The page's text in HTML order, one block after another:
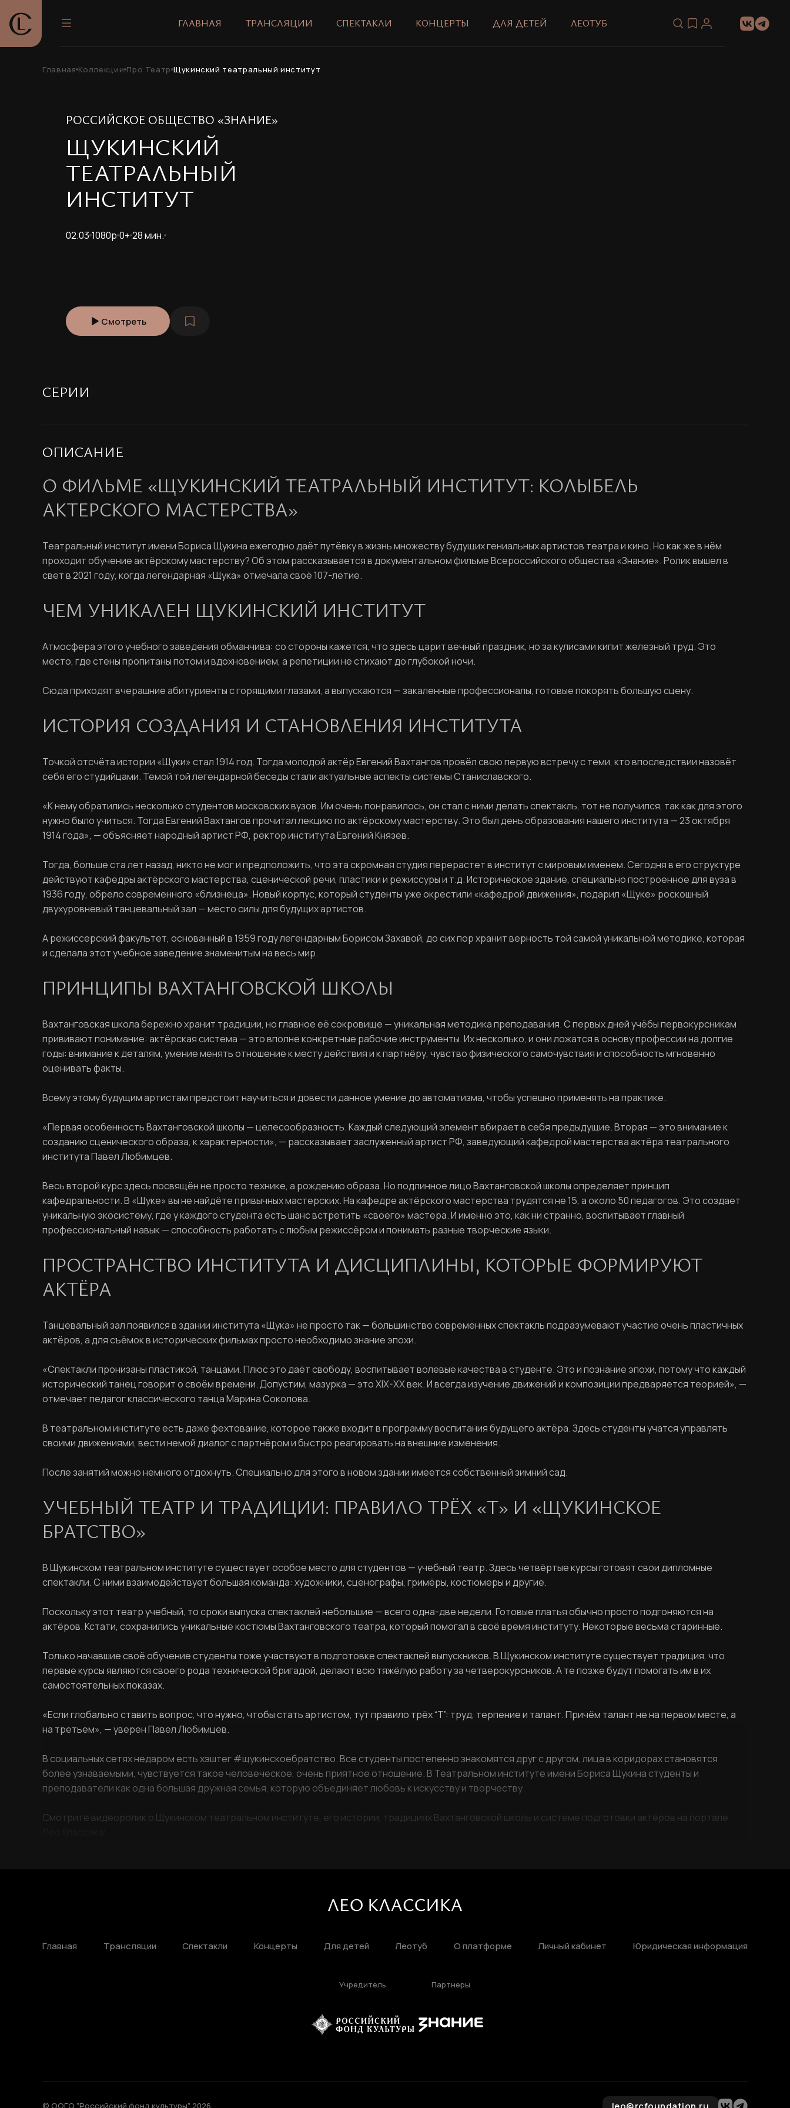
ГЛАВНАЯ ТРАНСЛЯЦИИ СПЕКТАКЛИ КОНЦЕРТЫ ДЛЯ ДЕТЕЙ ЛЕОТУБ
Главная Коллекции Про Театр Щукинский театральный институт
РОССИЙСКОЕ ОБЩЕСТВО «ЗНАНИЕ»
ЩУКИНСКИЙ
ТЕАТРАЛЬНЫЙ
ИНСТИТУТ
02.03 1080p 0+ 28 мин.
Смотреть
СЕРИИ
ОПИСАНИЕ
О ФИЛЬМЕ «ЩУКИНСКИЙ ТЕАТРАЛЬНЫЙ ИНСТИТУТ: КОЛЫБЕЛЬ
АКТЕРСКОГО МАСТЕРСТВА»
Театральный институт имени Бориса Щукина ежегодно даёт путёвку в жизнь множеству будущих гениальных артистов театра и кино. Но как же в нём
проходит обучение актёрскому мастерству? Об этом рассказывается в документальном фильме Всероссийского общества «Знание». Ролик вышел в
свет в 2021 году, когда легендарная «Щука» отмечала своё 107-летие.
ЧЕМ УНИКАЛЕН ЩУКИНСКИЙ ИНСТИТУТ
Атмосфера этого учебного заведения обманчива: со стороны кажется, что здесь царит вечный праздник, но за кулисами кипит железный труд. Это
место, где стены пропитаны потом и вдохновением, а репетиции не стихают до глубокой ночи.
Сюда приходят вчерашние абитуриенты с горящими глазами, а выпускаются — закаленные профессионалы, готовые покорять большую сцену.
ИСТОРИЯ СОЗДАНИЯ И СТАНОВЛЕНИЯ ИНСТИТУТА
Точкой отсчёта истории «Щуки» стал 1914 год. Тогда молодой актёр Евгений Вахтангов провёл свою первую встречу с теми, кто впоследствии назовёт
себя его студийцами. Темой той легендарной беседы стали актуальные аспекты системы Станиславского.
«К нему обратились несколько студентов московских вузов. Им очень понравилось, он стал с ними делать спектакль, тот не получился, так как для этого
нужно было учиться. Тогда Евгений Вахтангов прочитал лекцию по актёрскому мастерству. Это был день образования нашего института — 23 октября
1914 года», — объясняет народный артист РФ, ректор института Евгений Князев.
Тогда, больше ста лет назад, никто не мог и предположить, что эта скромная студия перерастет в институт с мировым именем. Сегодня в его структуре
действуют кафедры актёрского мастерства, сценической речи, пластики и режиссуры и т.д. Историческое здание, специально построенное для вуза в
1936 году, обрело современного «близнеца». Новый корпус, который студенты уже окрестили «кафедрой движения», подарил «Щуке» роскошный
двухуровневый танцевальный зал — место силы для будущих артистов.
А режиссерский факультет, основанный в 1959 году легендарным Борисом Захавой, до сих пор хранит верность той самой уникальной методике, которая
и сделала этот учебное заведение знаменитым на весь мир.
ПРИНЦИПЫ ВАХТАНГОВСКОЙ ШКОЛЫ
Вахтанговская школа бережно хранит традиции, но главное её сокровище — уникальная методика преподавания. С первых дней учёбы первокурсникам
прививают понимание: актёрская система — это вполне конкретные рабочие инструменты. Их несколько, и они ложатся в основу профессии на долгие
годы: внимание к деталям, умение менять отношение к месту действия и к партнёру, чувство физического самочувствия и способность мгновенно
оценивать факты.
Всему этому будущим артистам предстоит научиться и довести данное умение до автоматизма, чтобы успешно применять на практике.
«Первая особенность Вахтанговской школы — целесообразность. Каждый следующий элемент вбирает в себя предыдущие. Вторая — это внимание к
созданию сценического образа, к характерности», — рассказывает заслуженный артист РФ, заведующий кафедрой мастерства актёра театрального
института Павел Любимцев.
Весь второй курс здесь посвящён не просто технике, а рождению образа. Но подлинное лицо Вахтанговской школы определяет принцип
кафедральности. В «Щуке» вы не найдёте привычных мастерских. На кафедре актёрского мастерства трудятся не 15, а около 50 педагогов. Это создает
уникальную экосистему, где у каждого студента есть шанс встретить «своего» мастера. И именно это, как ни странно, воспитывает главный
профессиональный навык — способность работать с любым режиссёром и понимать разные творческие языки.
ПРОСТРАНСТВО ИНСТИТУТА И ДИСЦИПЛИНЫ, КОТОРЫЕ ФОРМИРУЮТ
АКТЁРА
Танцевальный зал появился в здании института «Щука» не просто так — большинство современных спектакль подразумевают участие очень пластичных
актёров, а для съёмок в исторических фильмах просто необходимо знание эпохи.
«Спектакли пронизаны пластикой, танцами. Плюс это даёт свободу, воспитывает волевые качества в студенте. Это и познание эпохи, потому что каждый
исторический танец говорит о своём времени. Допустим, мазурка — это XIX-XX век. И всегда изучение движений и композиции предваряется теорией», —
отмечает педагог классического танца Марина Соколова.
В театральном институте есть даже фехтование, которое также входит в программу воспитания будущего актёра. Здесь студенты учатся управлять
своими движениями, вести немой диалог с партнёром и быстро реагировать на внешние изменения.
После занятий можно немного отдохнуть. Специально для этого в новом здании имеется собственный зимний сад.
УЧЕБНЫЙ ТЕАТР И ТРАДИЦИИ: ПРАВИЛО ТРЁХ «Т» И «ЩУКИНСКОЕ
БРАТСТВО»
В Щукинском театральном институте существует особое место для студентов — учебный театр. Здесь четвёртые курсы готовят свои дипломные
спектакли. С ними взаимодействует большая команда: художники, сценографы, гримёры, костюмеры и другие.
Поскольку этот театр учебный, то сроки выпуска спектаклей небольшие — всего одна-две недели. Готовые платья обычно просто подгоняются на
актёров. Кстати, сохранились уникальные костюмы Вахтанговского театра, который помогал в своё время институту. Некоторые весьма старинные.
Только начавшие своё обучение студенты тоже участвуют в подготовке спектаклей выпускников. В Щукинском институте существует традиция, что
первые курсы являются своего рода технической бригадой, делают всю тяжёлую работу за четверокурсников. А те позже будут помогать им в их
самостоятельных показах.
«Если глобально ставить вопрос, что нужно, чтобы стать артистом, тут правило трёх “Т”: труд, терпение и талант. Причём талант не на первом месте, а
на третьем», — уверен Павел Любимцев.
В социальных сетях недаром есть хэштег #щукинскоебратство. Все студенты постепенно знакомятся друг с другом, лица в коридорах становятся
более узнаваемыми, чувствуется такое человеческое, очень приятное отношение. В Театральном институте имени Бориса Щукина студенты и
преподаватели как одна большая дружная семья, которую объединяет любовь к искусству и творчеству.
Смотрите видеоролик о Щукинском театральном институте, его истории, традициях Вахтанговской школы и системе подготовки актёров на портале
Главная Трансляции Спектакли Концерты Для детей Леотуб О платформе Личный кабинет Юридическая информация
Учредитель Партнеры
© ООГО "Российский фонд культуры" 2026
ЛИЧНЫЙ КАБИНЕТ
Ваш email
Пароль
Забыли пароль?
РЕГИСТРАЦИЯ
Фамилия
Задайте пароль
Повторите пароль
Нажимая кнопку «Отправить», вы соглашаетесь с
правилами обработки персональных данных
Отправить
Вход в личный кабинет